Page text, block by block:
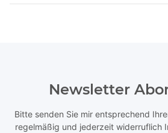
Newsletter
Bitte senden Sie mir entsprechend
regelmäßig und jederzeit widerruflich